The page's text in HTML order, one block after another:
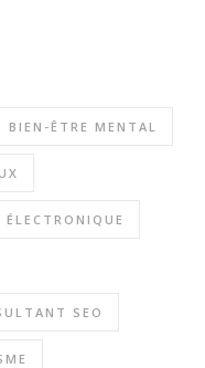
BIEN-ÊTRE MENTAL
ÉLECTRONIQUE
SEO